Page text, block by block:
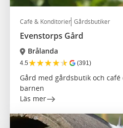
Café & Konditorier Gårdsbutiker
Evenstorps Gård
Brålanda
4.5★★★★★ (391)
Gård med gårdsbutik och café
barnen
Läs mer